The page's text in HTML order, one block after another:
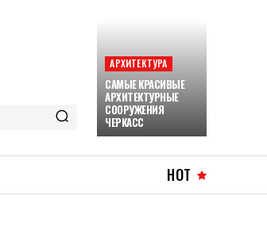
АРХИТЕКТУРА
САМЫЕ КРАСИВЫЕ
АРХИТЕКТУРНЫЕ
СООРУЖЕНИЯ
ЧЕРКАСС
HOT